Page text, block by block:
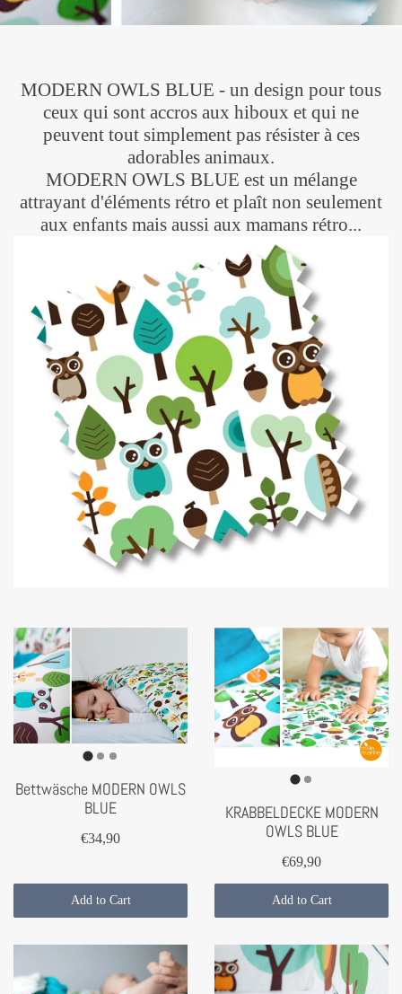
MODERN OWLS BLUE - un design pour tous
ceux qui sont accros aux hiboux et qui ne
peuvent tout simplement pas résister à ces
adorables animaux.
MODERN OWLS BLUE est un mélange
attrayant d'éléments rétro et plaît non seulement
aux enfants mais aussi aux mamans rétro...
Bettwäsche MODERN OWLS
BLUE
€34,90
Add to Cart
KRABBELDECKE MODERN
OWLS BLUE
€69,90
Add to Cart